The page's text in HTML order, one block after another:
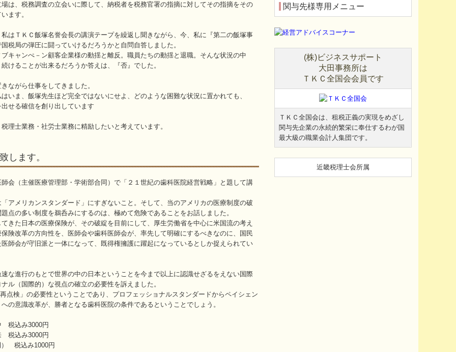
は、税務調査の立会いに際して、納税者を税務官署の指摘に対してその指摘をその
ます。
はＴＫＣ飯塚名誉会長の講演テープを繰返し聞きながら、今、私に『第二の飯塚事
税局の弾圧に闘っていけるだろうかと自問自答しました。
キャンぺ－ン顧客企業様の動揺と離反。職員たちの動揺と退職。そんな状況の中
けることが出来るだろうか答えは、『否』でした。
ながら仕事をしてきました。
いま、飯塚先生ほど完全ではないにせよ、どのような困難な状況に置かれても、
せる確信を創り出しています
理士業務・社労士業務に精励したいと考えています。
します。
会（主催医療管理部・学術部合同）で「２１世紀の歯科医院経営戦略」と題して講
アメリカンスタンダード」にすぎないこと。そして、当のアメリカの医療制度の破
点の多い制度を鵜呑みにするのは、極めて危険であることをお話しました。
きた日本の医療保険が、その破綻を目前にして、厚生労働省を中心に米国流の考え
険改革の方向性を、医師会や歯科医師会が、率先して明確にするべきなのに、国民
師会が守旧派と一体になって、既得権擁護に躍起になっているとしか捉えられてい
な進行のもとで世界の中の日本ということを今まで以上に認識せざるをえない国際
ル（国際的）な視点の確立の必要性を訴えました。
点検」の必要性ということであり、プロフェッショナルスタンダードからペイシェン
の意識改革が、勝者となる歯科医院の条件であるということでしょう。
税込み3000円
税込み3000円
税込み1000円
関与先様専用メニュー
(株)ビジネスサポート
大田事務所は
ＴＫＣ 全国会会員です
ＴＫＣ 全国会は、租税正義の実現をめざし
関与先企業の永続的繁栄に奉仕するわが国
最大級の職業会計人集団です。
近畿税理士会所属